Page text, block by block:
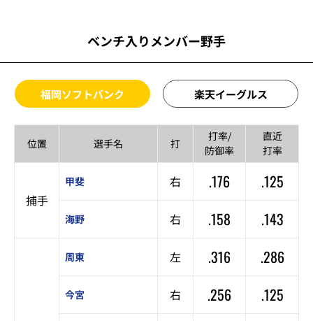
ベンチ入りメンバー野手
福岡ソフトバンク 楽天イーグルス
位置 選手名 打
打率/
防御率
直近
打率
捕手
甲斐 右 .176 .125
海野 右 .158 .143
周東 左 .316 .286
今宮 右 .256 .125